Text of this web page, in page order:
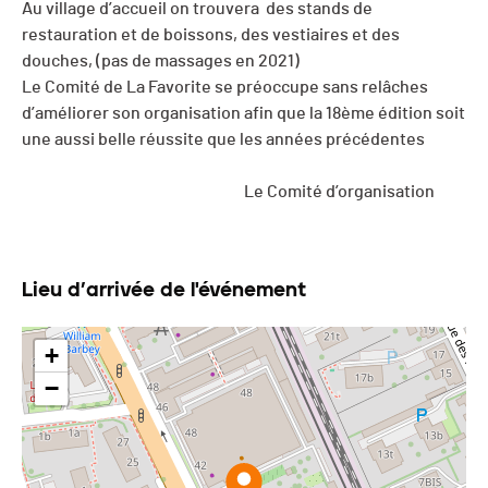
Au village d’accueil on trouvera des stands de
restauration et de boissons, des vestiaires et des
douches, (pas de massages en 2021)
Le Comité de La Favorite se préoccupe sans relâches
d’améliorer son organisation afin que la 18ème édition soit
une aussi belle réussite que les années précédentes
Le Comité d’organisation
Lieu d’arrivée de l'événement
+
−